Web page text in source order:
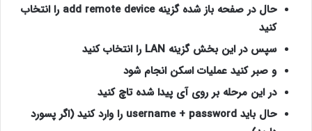
حال در صفحه باز شده گزینه add remote device را انتخاب
کنید
سپس در این بخش گزینه LAN را انتخاب کنید
و صبر کنید عملیات اسکن انجام شود
در این مرحله بر روی آی پیدا شده تاچ کنید
حال باید username + password را وارد کنید (اگر پسورد